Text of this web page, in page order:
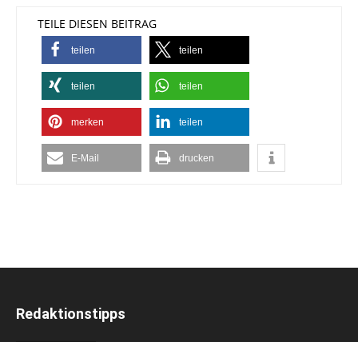
TEILE DIESEN BEITRAG
teilen teilen
teilen teilen
merken teilen
E-Mail drucken
Redaktionstipps